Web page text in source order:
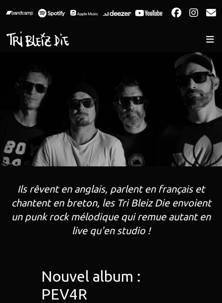
Ils rêvent en anglais, parlent en français et
chantent en breton, les Tri Bleiz Die envoient
un punk rock mélodique qui remue autant en
live qu'en studio !
Nouvel album :
PEV4R